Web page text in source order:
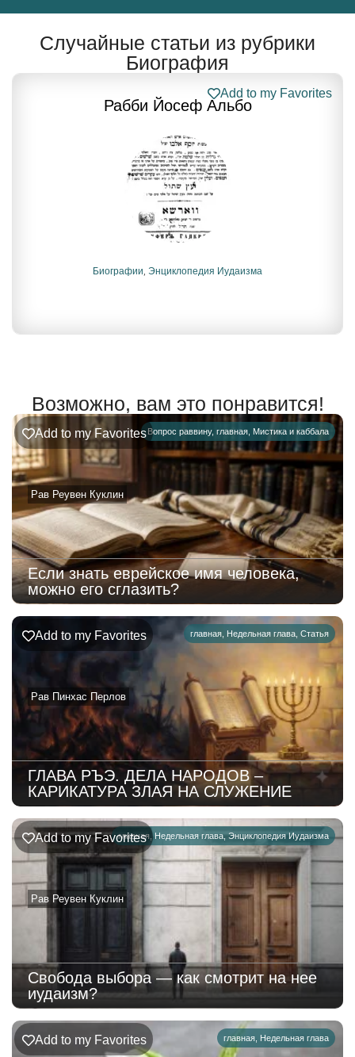
Случайные статьи из рубрики
Биография
Рабби Йосеф Альбо
Add to my Favorites
Биографии, Энциклопедия Иудаизма
Возможно, вам это понравится!
Вопрос раввину, главная Мистика и каббала
Рав Реувен Куклин
Add to my Favorites
Если знать еврейское имя человека,
можно его сглазить?
главная Недельная глава Статья
Рав Пинхас Перлов
Add to my Favorites
ГЛАВА РЪЭ. ДЕЛА НАРОДОВ –
КАРИКАТУРА ЗЛАЯ НА СЛУЖЕНИЕ
главная ,Недельная глава,Энциклопедия Иудаизма
Рав Реувен Куклин
Add to my Favorites
Свобода выбора — как смотрит на нее
иудаизм?
главная Недельная глава
Add to my Favorites